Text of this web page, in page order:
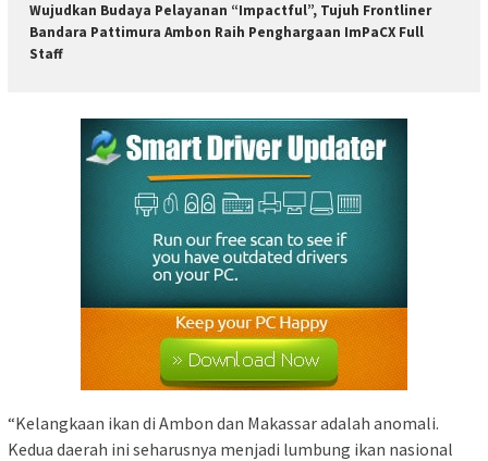
Wujudkan Budaya Pelayanan “Impactful”, Tujuh Frontliner
Bandara Pattimura Ambon Raih Penghargaan ImPaCX Full
Staff
“Kelangkaan ikan di Ambon dan Makassar adalah anomali.
Kedua daerah ini seharusnya menjadi lumbung ikan nasional